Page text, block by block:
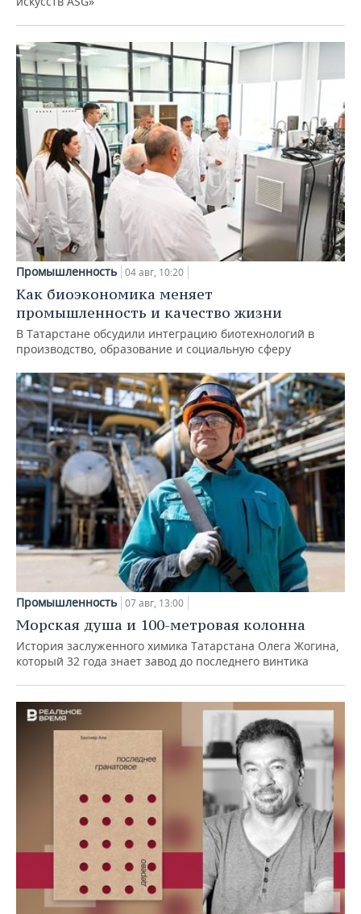
Промышленность 04 авг, 10:20
Как биоэкономика меняет
промышленность и качество жизни
В Татарстане обсудили интеграцию биотехнологий в
производство, образование и социальную сферу
Промышленность 07 авг, 13:00
Морская душа и 100-метровая колонна
История заслуженного химика Татарстана Олега Жогина,
который 32 года знает завод до последнего винтика